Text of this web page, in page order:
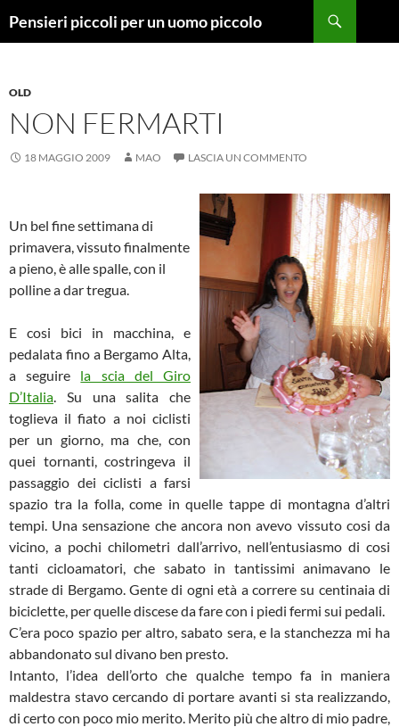
Pensieri piccoli per un uomo piccolo
OLD
NON FERMARTI
18 MAGGIO 2009 MAO LASCIA UN COMMENTO
Un bel fine settimana di
primavera, vissuto finalmente
a pieno, è alle spalle, con il
polline a dar tregua.
E cosi bici in macchina, e
pedalata fino a Bergamo Alta,
a seguire la scia del Giro
D’Italia. Su una salita che
toglieva il fiato a noi ciclisti
per un giorno, ma che, con
quei tornanti, costringeva il
passaggio dei ciclisti a farsi
spazio tra la folla, come in quelle tappe di montagna d’altri
tempi. Una sensazione che ancora non avevo vissuto cosi da
vicino, a pochi chilometri dall’arrivo, nell’entusiasmo di cosi
tanti cicloamatori, che sabato in tantissimi animavano le
strade di Bergamo. Gente di ogni età a correre su centinaia di
biciclette, per quelle discese da fare con i piedi fermi sui pedali.
C’era poco spazio per altro, sabato sera, e la stanchezza mi ha
abbandonato sul divano ben presto.
Intanto, l’idea dell’orto che qualche tempo fa in maniera
maldestra stavo cercando di portare avanti si sta realizzando,
di certo con poco mio merito. Merito più che altro di mio padre,